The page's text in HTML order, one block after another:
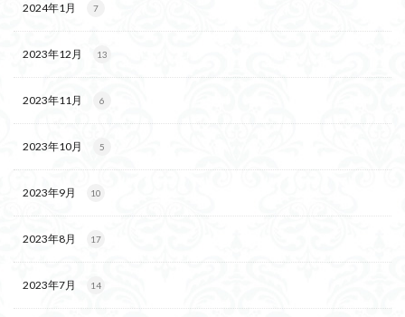
2024年1月 7
2023年12月 13
2023年11月 6
2023年10月 5
2023年9月 10
2023年8月 17
2023年7月 14